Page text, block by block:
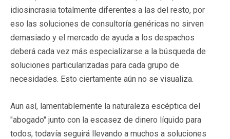
idiosincrasia totalmente diferentes a las del resto, por
eso las soluciones de consultoría genéricas no sirven
demasiado y el mercado de ayuda a los despachos
deberá cada vez más especializarse a la búsqueda de
soluciones particularizadas para cada grupo de
necesidades. Esto ciertamente aún no se visualiza.
Aun así, lamentablemente la naturaleza escéptica del
"abogado" junto con la escasez de dinero líquido para
todos, todavía seguirá llevando a muchos a soluciones